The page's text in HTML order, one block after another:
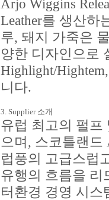
Arjo Wiggins
Leather를 생산하
루, 돼지 가죽은
양한 디자인으로
Highlight/
니다.
3. Supplier 소개
유럽 최고의 펄프
으며, 스코틀랜드
럽풍의 고급스럽
유행의 흐름을 리
터환경 경영 시스